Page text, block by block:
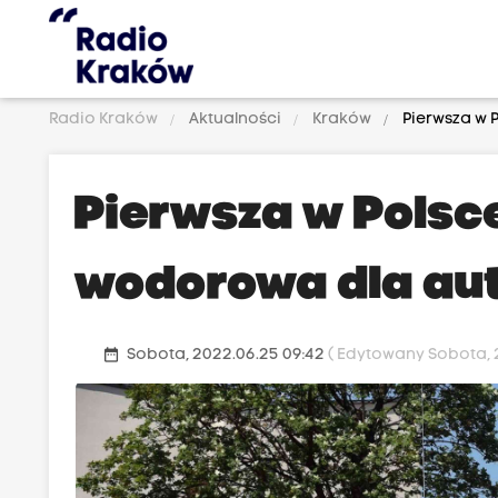
Radio Kraków Aktualności Kraków Pierwsza
Pierwsza w
wodorowa dla
date_range Sobota, 2022.06.25 09:42( Edytowany Sobota,